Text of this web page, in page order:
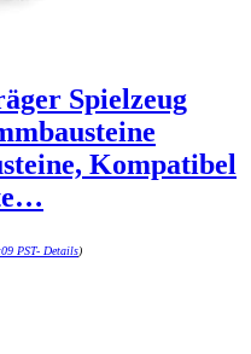
Spielzeug
Kompatibel
PST- Details)